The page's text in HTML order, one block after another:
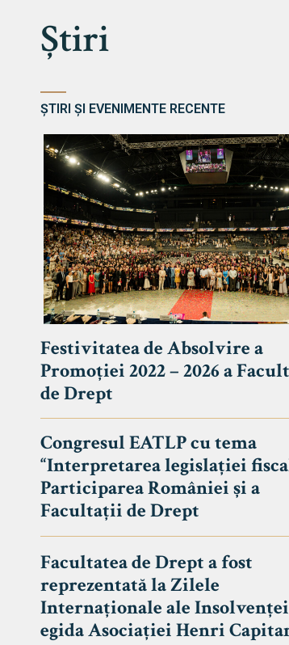
UNIVERSITATEA BABEȘ - BOLYAI
Știri
ȘTIRI ȘI EVENIMENTE RECENTE
Festivitatea de Absolvire a
Promoției 2022 – 2026 a
de Drept
Congresul EATLP cu tema
“Interpretarea legislației
Participarea României și a
Facultații de Drept
Facultatea de Drept a fost
reprezentată la Zilele
Internaționale ale
egida Asociației Henri